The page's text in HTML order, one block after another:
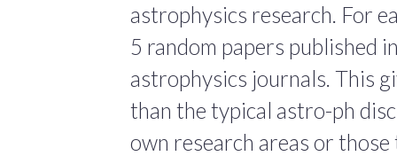
astrophysics research. For
5 random papers published
astrophysics journals. This
than the typical astro-ph
own research areas or